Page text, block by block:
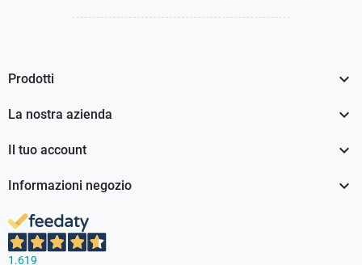
Prodotti 
La nostra azienda 
Il tuo account 
Informazioni negozio 
1.619